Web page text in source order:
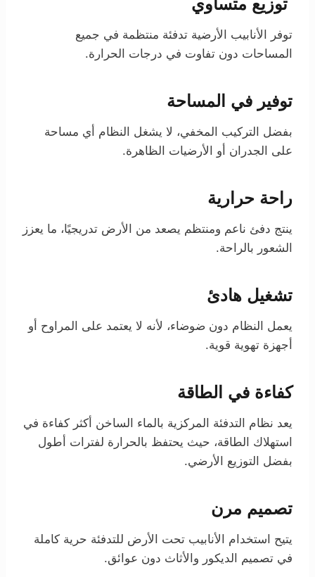
توزيع متساوي
توفر الأنابيب الأرضية تدفئة منتظمة في جميع
المساحات دون تفاوت في درجات الحرارة.
توفير في المساحة
بفضل التركيب المخفي، لا يشغل النظام أي مساحة
على الجدران أو الأرضيات الظاهرة.
راحة حرارية
ينتج دفئ ناعم ومنتظم يصعد من الأرض تدريجيًا، ما يعزز
الشعور بالراحة.
تشغيل هادئ
يعمل النظام دون ضوضاء، لأنه لا يعتمد على المراوح أو
أجهزة تهوية قوية.
كفاءة في الطاقة
يعد نظام التدفئة المركزية بالماء الساخن أكثر كفاءة في
استهلاك الطاقة، حيث يحتفظ بالحرارة لفترات أطول
بفضل التوزيع الأرضي.
تصميم مرن
يتيح استخدام الأنابيب تحت الأرض للتدفئة حرية كاملة
في تصميم الديكور والأثاث دون عوائق.